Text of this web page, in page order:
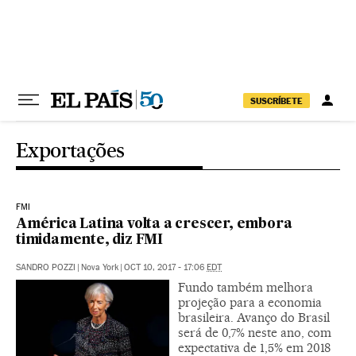
SUSCRÍBETE
Exportações
FMI
América Latina volta a crescer, embora
timidamente, diz FMI
SANDRO POZZI | Nova York | OCT 10, 2017 - 17:06 EDT
Fundo também melhora
projeção para a economia
brasileira. Avanço do Brasil
será de 0,7% neste ano, com
expectativa de 1,5% em 2018